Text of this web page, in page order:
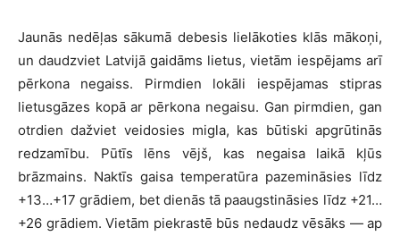
Jaunās nedēļas sākumā debesis lielākoties klās mākoņi,
un daudzviet Latvijā gaidāms lietus, vietām iespējams arī
pērkona negaiss. Pirmdien lokāli iespējamas stipras
lietusgāzes kopā ar pērkona negaisu. Gan pirmdien, gan
otrdien dažviet veidosies migla, kas būtiski apgrūtinās
redzamību. Pūtīs lēns vējš, kas negaisa laikā kļūs
brāzmains. Naktīs gaisa temperatūra pazemināsies līdz
+13…+17 grādiem, bet dienās tā paaugstināsies līdz +21…
+26 grādiem. Vietām piekrastē būs nedaudz vēsāks — ap